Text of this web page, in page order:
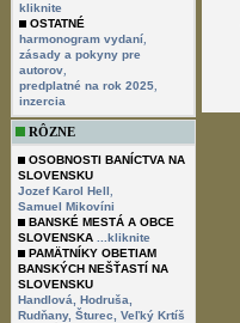
kliknite
OSTATNÉ
harmonogram vydaní
zásady a pokyny pre
autorov
predplatné na rok 2025
inzercia
RÔZNE
OSOBNOSTI BANÍCTVA NA
SLOVENSKU
Jozef Karol Hell
Samuel Mikovíni
BANSKÉ MESTÁ A OBCE
SLOVENSKA
...kliknite
PAMÄTNÍKY OBETIAM
BANSKÝCH NEŠŤASTÍ NA
SLOVENSKU
Handlová,
Hodruša,
Rudňany, Šturec,
Veľký Krtíš